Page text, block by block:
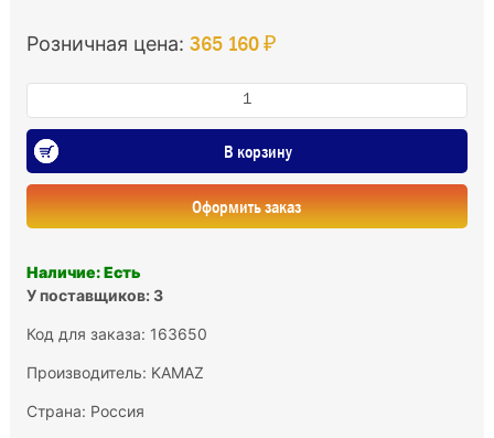
Розничная цена: 365 160 ₽
В корзину
Оформить заказ
Наличие: Есть
У поставщиков: 3
Код для заказа: 163650
Производитель: KAMAZ
Страна: Россия